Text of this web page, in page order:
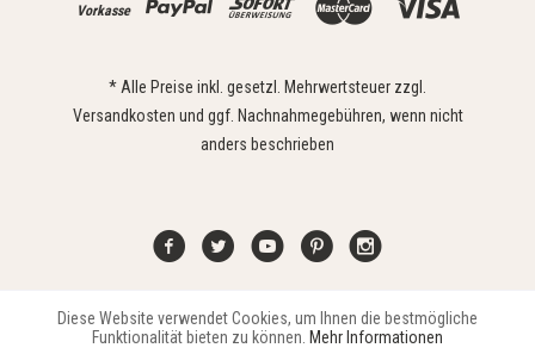
Vorkasse
* Alle Preise inkl. gesetzl. Mehrwertsteuer zzgl.
Versandkosten und ggf. Nachnahmegebühren, wenn nicht
anders beschrieben
Kontakt Widerrufsrecht Impressum Versand Datenschutz
Funktionale Aktiv
Diese Website verwendet Cookies, um Ihnen die bestmögliche
Funktionalität bieten zu können. Mehr Informationen